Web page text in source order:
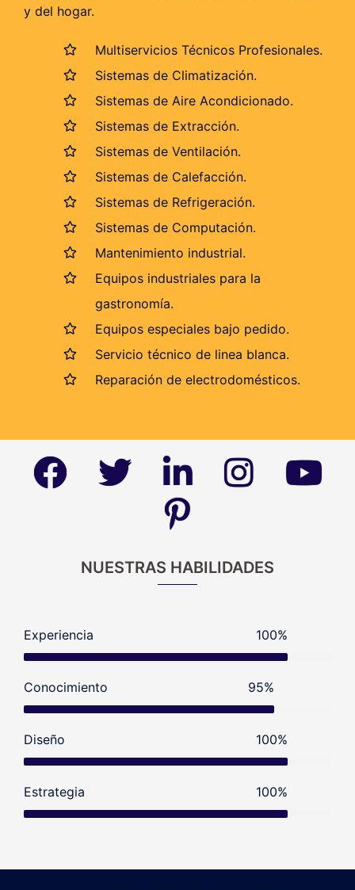
y del hogar.
Multiservicios Técnicos Profesionales.
Sistemas de Climatización.
Sistemas de Aire Acondicionado.
Sistemas de Extracción.
Sistemas de Ventilación.
Sistemas de Calefacción.
Sistemas de Refrigeración.
Sistemas de Computación.
Mantenimiento industrial.
Equipos industriales para la
gastronomía.
Equipos especiales bajo pedido.
Servicio técnico de linea blanca.
Reparación de electrodomésticos.
Facebook Twitter Linkedin Instagram
Pinterest
NUESTRAS HABILIDADES
Experiencia
Conocimiento
Diseño
Estrategia